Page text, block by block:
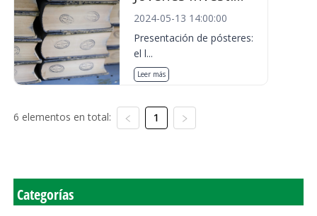
2024-05-13 14:00:00
Presentación de pósteres:
el l...
Leer más
6 elementos en total: 1
Categorías